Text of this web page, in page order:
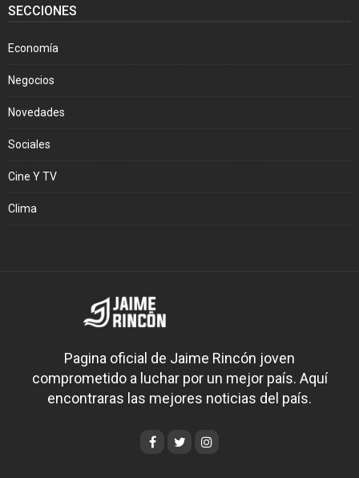
SECCIONES
Economía
Negocios
Novedades
Sociales
Cine Y TV
Clima
Pagina oficial de Jaime Rincón joven
comprometido a luchar por un mejor país. Aquí
encontraras las mejores noticias del país.